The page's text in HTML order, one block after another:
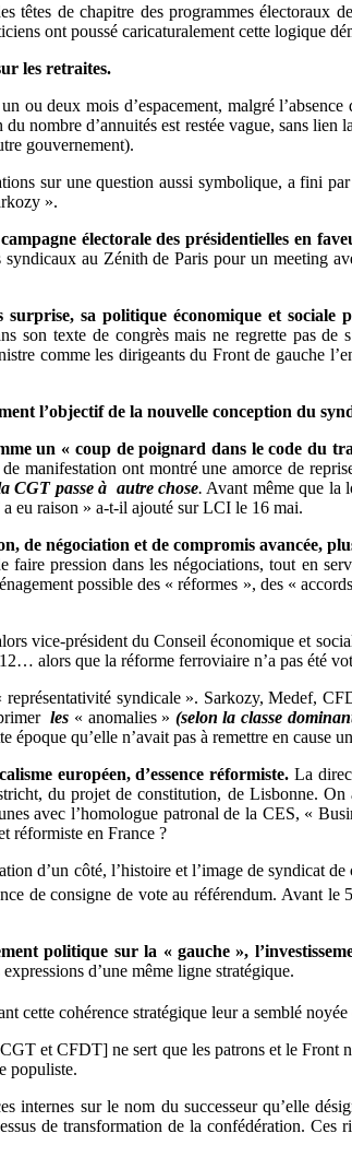
de chapitre des programmes électoraux
ont poussé caricaturalement cette logique
les retraites.
ou deux mois d’espacement, malgré
nombre d’annuités est restée vague, sans
gouvernement).
sur une question aussi symbolique, a fini
».
électorale des présidentielles en
au Zénith de Paris pour un meeting
sa politique économique et sociale
son texte de congrès mais ne regrette pas
comme les dirigeants du Front de gauche
l’objectif de la nouvelle conception du
un « coup de poignard dans le code du
manifestation ont montré une amorce de
CGT passe à autre chose. Avant même que la
eu raison » a-t-il ajouté sur LCI le 16 mai.
de négociation et de compromis avancée,
faire pression dans les négociations, tout en
possible des « réformes », des «
vice-président du Conseil économique et
alors que la réforme ferroviaire n’a pas été
syndicale ». Sarkozy, Medef,
les « anomalies » (selon la classe
époque qu’elle n’avait pas à remettre en cause
européen, d’essence réformiste. La
du projet de constitution, de Lisbonne.
avec l’homologue patronal de la CES, «
réformiste en France ?
d’un côté, l’histoire et l’image de syndicat
de consigne de vote au référendum. Avant le
politique sur la « gauche »,
d’une même ligne stratégique.
cette cohérence stratégique leur a semblé
et CFDT] ne sert que les patrons et le Front
populiste.
internes sur le nom du successeur qu’elle
de transformation de la confédération. Ces